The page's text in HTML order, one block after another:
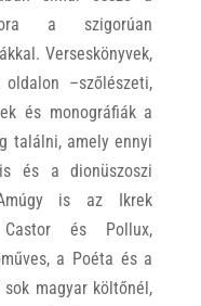
a szigorúan
Verseskönyvek,
–szőlészeti,
és monográfiák a
találni, amely ennyi
és a dionüszoszi
is az Ikrek
és Pollux,
a Poéta és a
magyar költőnél,